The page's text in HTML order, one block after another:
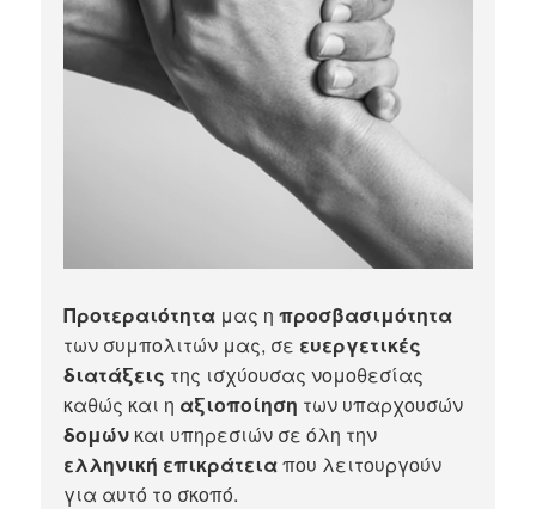
Προτεραιότητα μας ηπροσβασιμότητα
των συμπολιτών μας, σε ευεργετικές
διατάξεις της ισχύουσας νομοθεσίας
καθώς και η αξιοποίηση των υπαρχουσών
δομών και υπηρεσιών σε όλη την
ελληνική επικράτειαπου λειτουργούν
για αυτό το σκοπό.​